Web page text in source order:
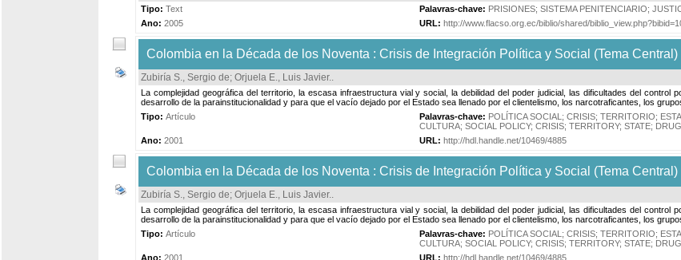
Tipo: Text Palavras-chave: PRISIONES; SISTEMA PENITENCIARIO;
Ano: 2005 URL: http://www.flacso.org.ec/biblio/shared/
Colombia en la Década de los Noventa : Crisis de Integración Política y Social (Tema Central)
Zubiría S., Sergio de; Orjuela E., Luis Javier..
La complejidad geográfica del territorio, la escasa infraestructura vial y social, la debilidad del poder judicial, las dificultades del
desarrollo de la parainstitucionalidad y para que el vacío dejado por el Estado sea llenado por el clientelismo, los narcotraficantes, los
Tipo: Artículo Palavras-chave: POLÍTICA SOCIAL ; CRISIS; TERRITORIO;
CULTURA; SOCIAL POLICY; CRISIS; TERRITORY; STATE; DRUG
Ano: 2001 URL: http://hdl.handle.net/10469/4885
Colombia en la Década de los Noventa : Crisis de Integración Política y Social (Tema Central)
Zubiría S., Sergio de; Orjuela E., Luis Javier..
La complejidad geográfica del territorio, la escasa infraestructura vial y social, la debilidad del poder judicial, las dificultades del
desarrollo de la parainstitucionalidad y para que el vacío dejado por el Estado sea llenado por el clientelismo, los narcotraficantes, los
Tipo: Artículo Palavras-chave: POLÍTICA SOCIAL ; CRISIS; TERRITORIO;
CULTURA; SOCIAL POLICY; CRISIS; TERRITORY; STATE; DRUG
Ano: 2001 URL: http://hdl.handle.net/10469/4885